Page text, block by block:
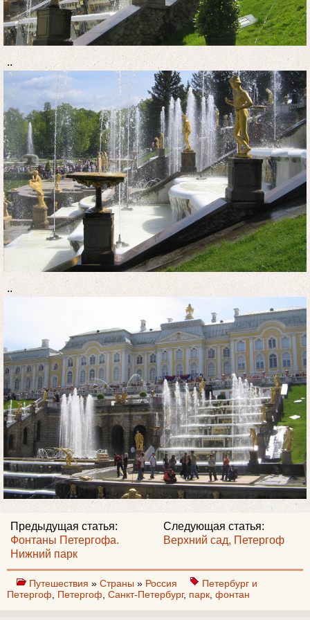
..
..
Следующая статья:
Верхний сад, Петергоф
Предыдущая статья:
Фонтаны Петергофа.
Нижний парк
Путешествия » Страны » Россия
Петербург и
Петергоф, Петергоф, Санкт-Петербург, парк, фонтан